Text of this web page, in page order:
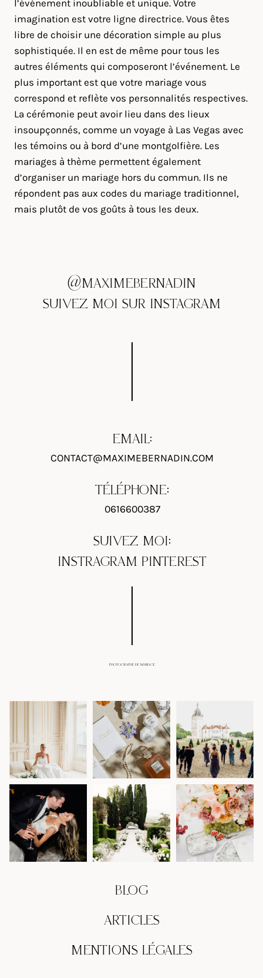
l’événement inoubliable et unique. Votre
imagination est votre ligne directrice. Vous êtes
libre de choisir une décoration simple au plus
sophistiquée. Il en est de même pour tous les
autres éléments qui composeront l’événement. Le
plus important est que votre mariage vous
correspond et reflète vos personnalités respectives.
La cérémonie peut avoir lieu dans des lieux
insoupçonnés, comme un voyage à Las Vegas avec
les témoins ou à bord d’une montgolfière. Les
mariages à thème permettent également
d’organiser un mariage hors du commun. Ils ne
répondent pas aux codes du mariage traditionnel,
mais plutôt de vos goûts à tous les deux.
@MAXIMEBERNADIN
SUIVEZ MOI SUR INSTAGRAM
EMAIL:
CONTACT@MAXIMEBERNADIN.COM
TÉLÉPHONE:
0616600387
SUIVEZ MOI:
INSTRAGRAM PINTEREST
PHOTOGRAPHE DE MARIAGE
BLOG
ARTICLES
MENTIONS LÉGALES